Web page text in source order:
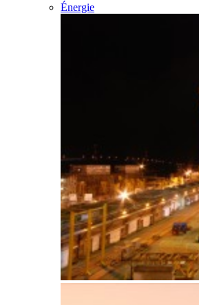
Énergie